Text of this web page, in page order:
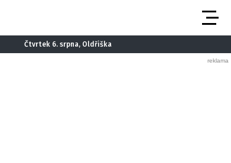
Čtvrtek 6. srpna, Oldřiška